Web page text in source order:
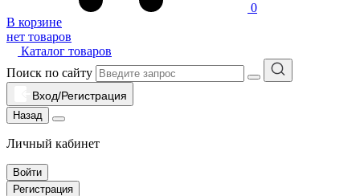
0
В корзине
нет товаров
Каталог товаров
Поиск по сайту
Вход/Регистрация
Назад
Личный кабинет
Войти
Регистрация